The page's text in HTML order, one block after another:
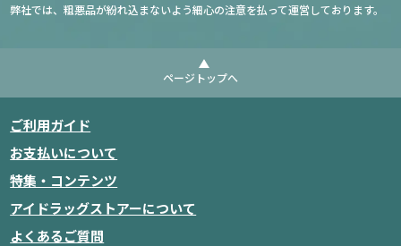
弊社では、粗悪品が紛れ込まないよう細心の注意を払って運営しております。
ページトップへ
ご利用ガイド
お支払いについて
特集・コンテンツ
アイドラッグストアーについて
よくあるご質問